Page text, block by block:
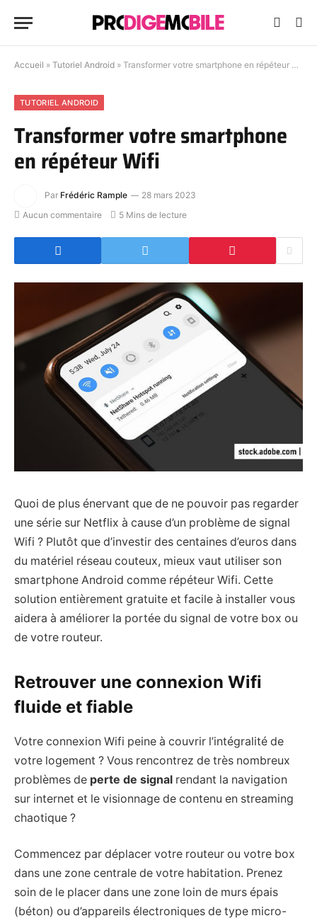
Accueil » Tutoriel Android » Transformer votre smartphone en répéteur Wifi
TUTORIEL ANDROID
Transformer votre smartphone
en répéteur Wifi
Par Frédéric Rample
28 mars 2023
Aucun commentaire
5 Mins de lecture
Quoi de plus énervant que de ne pouvoir pas regarder
une série sur Netflix à cause d’un problème de signal
Wifi ? Plutôt que d’investir des centaines d’euros dans
du matériel réseau couteux, mieux vaut utiliser son
smartphone Android comme répéteur Wifi. Cette
solution entièrement gratuite et facile à installer vous
aidera à améliorer la portée du signal de votre box ou
de votre routeur.
Retrouver une connexion Wifi
fluide et fiable
Votre connexion Wifi peine à couvrir l’intégralité de
votre logement ? Vous rencontrez de très nombreux
problèmes de perte de signal rendant la navigation
sur internet et le visionnage de contenu en streaming
chaotique ?
Commencez par déplacer votre routeur ou votre box
dans une zone centrale de votre habitation. Prenez
soin de le placer dans une zone loin de murs épais
(béton) ou d’appareils électroniques de type micro-